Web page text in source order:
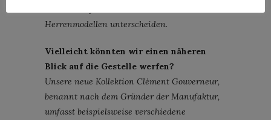
Herrenmodellen unterscheiden.
Vielleicht könnten wir einen näheren
Blick auf die Gestelle werfen?
Unsere neue Kollektion Clément Gouverneur,
benannt nach dem Gründer der Manufaktur,
umfasst beispielsweise verschiedene